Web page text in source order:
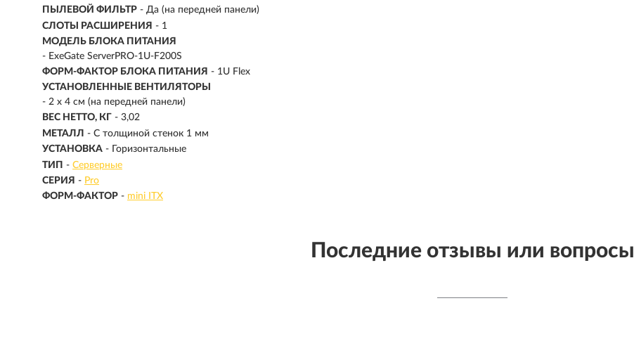
ПЫЛЕВОЙ ФИЛЬТР - Да (на передней панели)
СЛОТЫ РАСШИРЕНИЯ - 1
МОДЕЛЬ БЛОКА ПИТАНИЯ
- ExeGate ServerPRO-1U-F200S
ФОРМ-ФАКТОР БЛОКА ПИТАНИЯ - 1U Flex
УСТАНОВЛЕННЫЕ ВЕНТИЛЯТОРЫ
- 2 x 4 см (на передней панели)
ВЕС НЕТТО, КГ - 3,02
МЕТАЛЛ - С толщиной стенок 1 мм
УСТАНОВКА - Горизонтальные
ТИП - Серверные
СЕРИЯ - Pro
ФОРМ-ФАКТОР - mini ITX
Последние отзывы или вопросы